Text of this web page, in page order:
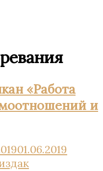
«Работа
и
01.06.2019